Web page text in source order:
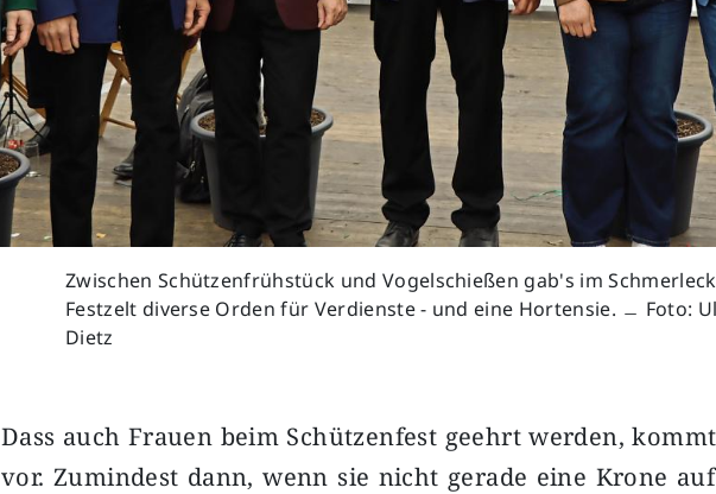
Zwischen Schützenfrühstück und Vogelschießen gab's im
Festzelt diverse Orden für Verdienste - und eine Hortensie. ﹘ Foto:
Dietz
Dass auch Frauen beim Schützenfest geehrt werden,
vor. Zumindest dann, wenn sie nicht gerade eine Krone